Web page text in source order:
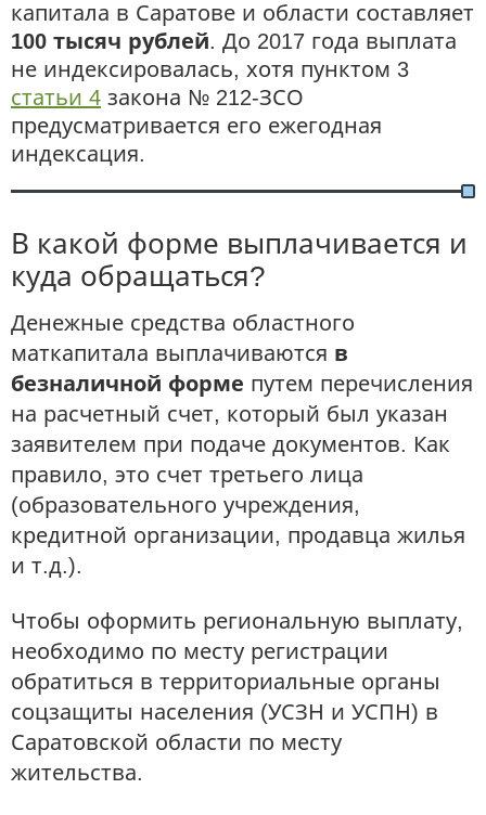
капитала в Саратове и области составляет
100 тысяч рублей. До 2017 года выплата
не индексировалась, хотя пунктом 3
статьи 4 закона № 212-ЗСО
предусматривается его ежегодная
индексация.
В какой форме выплачивается и
куда обращаться?
Денежные средства областного
маткапитала выплачиваются в
безналичной форме путем перечисления
на расчетный счет, который был указан
заявителем при подаче документов. Как
правило, это счет третьего лица
(образовательного учреждения,
кредитной организации, продавца жилья
и т.д.).
Чтобы оформить региональную выплату,
необходимо по месту регистрации
обратиться в территориальные органы
соцзащиты населения (УСЗН и УСПН) в
Саратовской области по месту
жительства.